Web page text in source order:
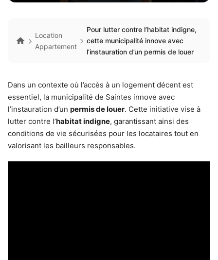
Location
Appartement
Pour lutter contre l’habitat indigne,
cette municipalité innove avec
l’instauration d’un permis de louer
Dans un contexte où l’accès à un logement décent est
essentiel, la municipalité de Saintes innove avec
l’instauration d’un permis de louer. Cette initiative vise à
lutter contre l’habitat indigne, garantissant ainsi des
conditions de vie sécurisées pour les locataires tout en
valorisant les bailleurs responsables.